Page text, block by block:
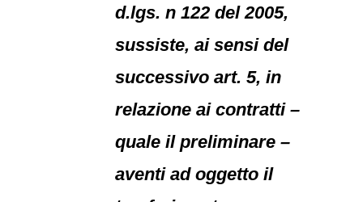
d.lgs. n 122 del 2005,
sussiste, ai sensi del
successivo art. 5, in
relazione ai contratti –
quale il preliminare –
aventi ad oggetto il